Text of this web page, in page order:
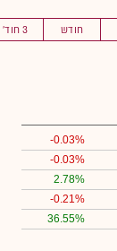
חודש 3 חוד'
-0.03%
-0.03%
2.78%
-0.21%
36.55%